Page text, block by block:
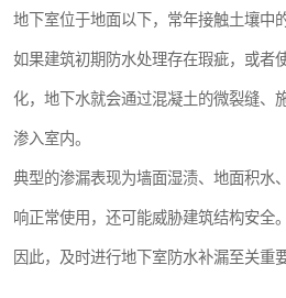
地下室位于地面以下，常年接触土壤中
如果建筑初期防水处理存在瑕疵，或者
化，地下水就会通过混凝土的微裂缝、
渗入室内。
典型的渗漏表现为墙面湿渍、地面积水
响正常使用，还可能威胁建筑结构安全。
因此，及时进行地下室防水补漏至关重要